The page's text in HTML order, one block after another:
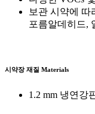
보관 시약에 따
포름알데히드,
시약장 재질 Materials
1.2 mm 냉연강